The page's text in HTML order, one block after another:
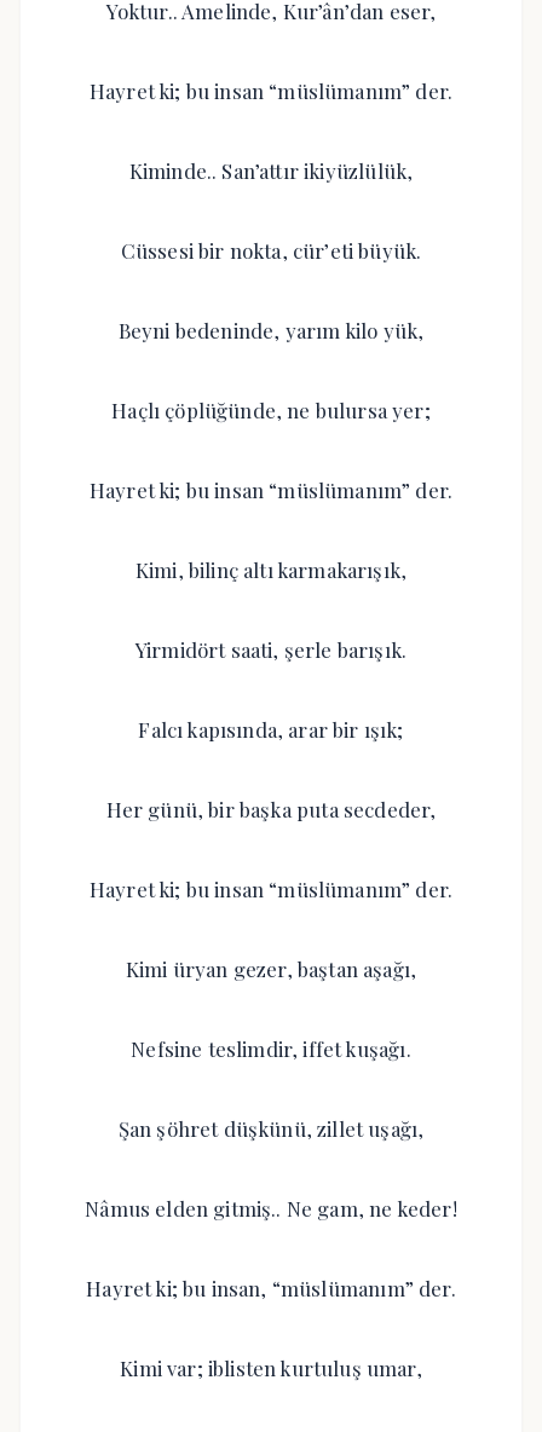
Yoktur.. Amelinde, Kur’ân’dan eser,
Hayret ki; bu insan “müslümanım” der.
Kiminde.. San’attır ikiyüzlülük,
Cüssesi bir nokta, cür’eti büyük.
Beyni bedeninde, yarım kilo yük,
Haçlı çöplüğünde, ne bulursa yer;
Hayret ki; bu insan “müslümanım” der.
Kimi, bilinç altı karmakarışık,
Yirmidört saati, şerle barışık.
Falcı kapısında, arar bir ışık;
Her günü, bir başka puta secdeder,
Hayret ki; bu insan “müslümanım” der.
Kimi üryan gezer, baştan aşağı,
Nefsine teslimdir, iffet kuşağı.
Şan şöhret düşkünü, zillet uşağı,
Nâmus elden gitmiş.. Ne gam, ne keder!
Hayret ki; bu insan, “müslümanım” der.
Kimi var; iblisten kurtuluş umar,